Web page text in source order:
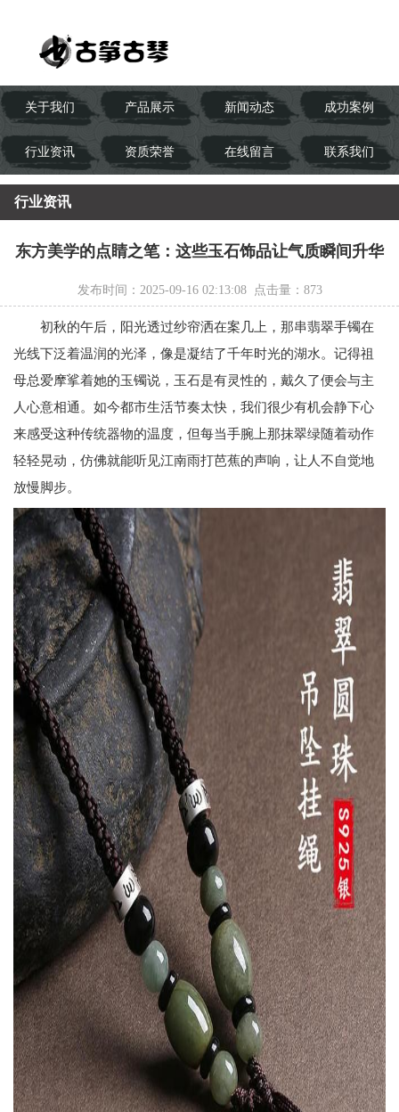
关于我们 产品展示 新闻动态 成功案例
行业资讯 资质荣誉 在线留言 联系我们
行业资讯
东方美学的点睛之笔：这些玉石饰品让气质瞬间升华
发布时间：2025-09-16 02:13:08 点击量： 873
初秋的午后，阳光透过纱帘洒在案几上，那串翡翠手镯在
光线下泛着温润的光泽，像是凝结了千年时光的湖水。记得祖
母总爱摩挲着她的玉镯说，玉石是有灵性的，戴久了便会与主
人心意相通。如今都市生活节奏太快，我们很少有机会静下心
来感受这种传统器物的温度，但每当手腕上那抹翠绿随着动作
轻轻晃动，仿佛就能听见江南雨打芭蕉的声响，让人不自觉地
放慢脚步。